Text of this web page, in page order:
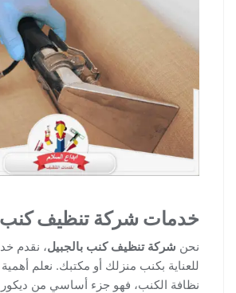
خدمات شركة تنظيف كنب
نحن شركة تنظيف كنب بالجبيل، نقدم
للعناية بكنب منزلك أو مكتبك. نعلم
نظافة الكنب، فهو جزء أساسي من